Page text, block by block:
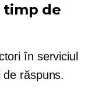
timp de
în serviciul
răspuns.